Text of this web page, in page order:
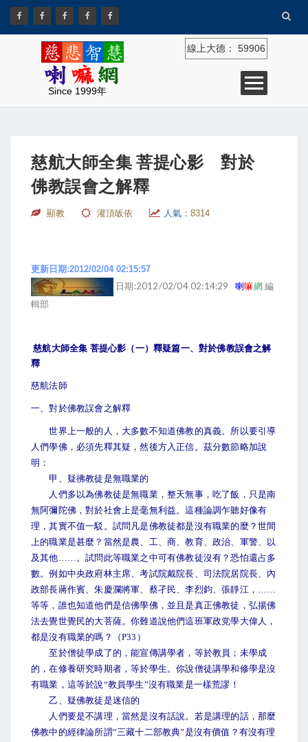
Since 1999年
線上大德： 59906
慈航大師全集 菩提心影 對於
佛教誤會之解釋
顯教 灌頂皈依 人氣： 8314
更新日期:2012/02/04 02:15:57
日期:2012/02/04 02:14:29喇嘛網編
輯部
慈航大師全集 菩提心影（一）釋疑篇一、對於佛教誤會之解
釋
慈航法師
一、對於佛教誤會之解釋
世界上一般的人，大多數不知道佛教的真義。所以要引導
人們學佛，必須先釋其疑，然後方入正信。茲分數節略加說
明：
甲、疑彿教徒是無職業的
人們多以為佛教徒是無職業，整天無事，吃了飯，只是南
無阿彌陀佛，對於社會上是毫無利益。這種論調乍聽好像有
理，其實不值一駁。試問凡是佛教徒都是沒有職業的麼？世間
上的職業是甚麼？當然是農、工、商、教育、政治、軍警、以
及其他……。試問此等職業之中可有佛教徒沒有？恐怕還占多
數。例如中央政府林主席、考試院戴院長、司法院居院長、內
政部長蔣作賓、朱慶瀾將軍、蔡孑民、李烈鈞、張靜江，……
等等，誰也知道他們是信佛學佛，並且是真正佛教徒，弘揚佛
法去覺世覺民的大菩薩。你難道說他們這班軍政党學大偉人，
都是沒有職業的嗎？（P33）
至於僧徒學成了的，能宣傳講學者，等於教員；未學成
的，在修養研究時期者，等於學生。你說僧徒講學和修學是沒
有職業，這等於說“教員學生”沒有職業是一樣荒謬！
乙、疑佛教徒是迷信的
人們要是不講理，當然是沒有話說。若是講理的話，那麼
佛教中的經律論所謂“三藏十二部教典”是沒有價值？有沒有理